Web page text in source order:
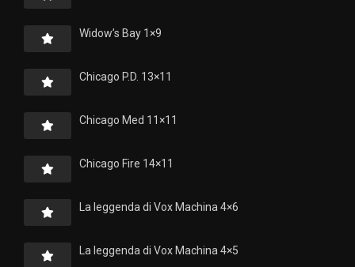
Widow’s Bay 1×9
Chicago P.D. 13×11
Chicago Med 11×11
Chicago Fire 14×11
La leggenda di Vox Machina 4×6
La leggenda di Vox Machina 4×5